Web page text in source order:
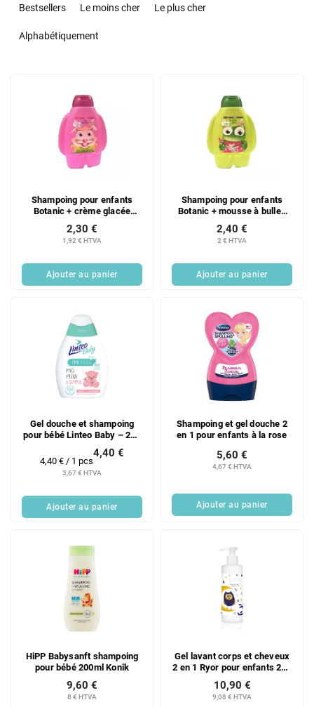
Bestsellers Le moins cher Le plus cher
Alphabétiquement
Shampoing pour enfants
Botanic + crème glacée
moussante 300 ml
1,92 € HTVA
2,30 €
Ajouter au panier
Shampoing pour enfants
Botanic + mousse à bulles
300 ml
2 € HTVA
2,40 €
Ajouter au panier
Gel douche et shampoing
pour bébé Linteo Baby – 250
3,67 € HTVA
4,40 €
Prix
mesure:
4,40 € / 1 pcs
Ajouter au panier
Shampoing et gel douche 2
en 1 pour enfants à la rose
4,67 € HTVA
5,60 €
Ajouter au panier
HiPP Babysanft shampoing
pour bébé 200ml Konik
8 € HTVA
9,60 €
Gel lavant corps et cheveux
2 en 1 Ryor pour enfants 200
9,08 € HTVA
10,90 €